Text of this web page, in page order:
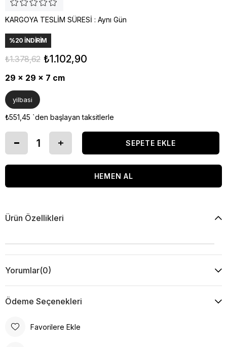
KARGOYA TESLİM SÜRESİ : Aynı Gün
%20 İNDIRIM
₺1.378,62 ₺1.102,90
29 x 29 x 7 cm
yilbasi
₺551,45 `den başlayan taksitlerle
Ürün Özellikleri
Yorumlar(0)
Ödeme Seçenekleri
Favorilere Ekle